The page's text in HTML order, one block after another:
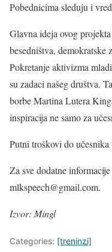
Pobednicima sleduju i
Glavna ideja ovog
besedništva, demokratske
Pokretanje aktivizma
su zadaci našeg društva.
borbe Martina Lutera
inspiracija ne samo za
Putni troškovi do
Za sve dodatne
mlkspeech@gmail.com.
Izvor: Mingl
Categories: [treninzi]